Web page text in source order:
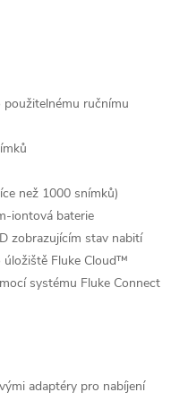
ručnímu
než 1000 snímků)
iontová baterie
zobrazujícím stav nabití
Fluke Cloud™
systému Fluke Connect
adaptéry pro nabíjení